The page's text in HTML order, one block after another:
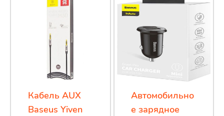
Кабель AUX
Baseus Yiven
Автомобильно
е зарядное